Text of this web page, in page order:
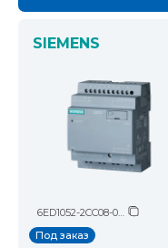
SIEMENS
6ED1052-2CC08-0BA2
Под заказ